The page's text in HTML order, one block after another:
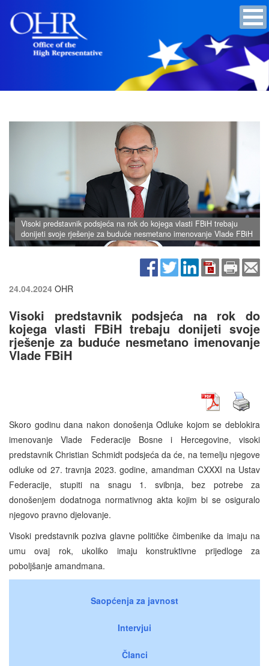
Visoki predstavnik podsjeća na rok do kojega vlasti FBiH trebaju
donijeti svoje rješenje za buduće nesmetano imenovanje Vlade FBiH
24.04.2024 OHR
Visoki predstavnik podsjeća na rok do
kojega vlasti FBiH trebaju donijeti svoje
rješenje za buduće nesmetano imenovanje
Vlade FBiH
Skoro godinu dana nakon donošenja Odluke kojom se deblokira
imenovanje Vlade Federacije Bosne i Hercegovine, visoki
predstavnik Christian Schmidt podsjeća da će, na temelju njegove
odluke od 27. travnja 2023. godine, amandman CXXXI na Ustav
Federacije, stupiti na snagu 1. svibnja, bez potrebe za
donošenjem dodatnoga normativnog akta kojim bi se osiguralo
njegovo pravno djelovanje.
Visoki predstavnik poziva glavne političke čimbenike da imaju na
umu ovaj rok, ukoliko imaju konstruktivne prijedloge za
poboljšanje amandmana.
Saopćenja za javnost
Intervjui
Članci